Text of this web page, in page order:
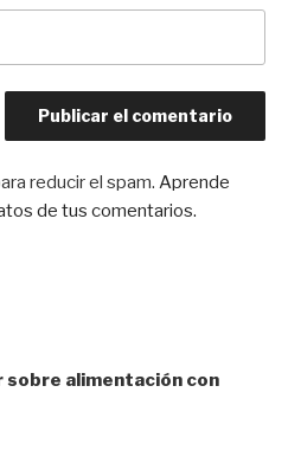
reducir el spam. Aprende
de tus comentarios.
sobre alimentación con